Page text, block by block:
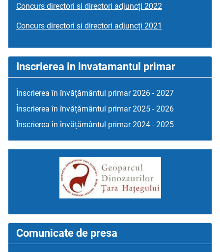
Concurs directori si directori adjuncți 2022
Concurs directori si directori adjuncți 2021
Inscrierea in invatamantul primar
Înscrierea în învățământul primar 2026 - 2027
Înscrierea în învățământul primar 2025 - 2026
Înscrierea în învățământul primar 2024 - 2025
Comunicate de presa